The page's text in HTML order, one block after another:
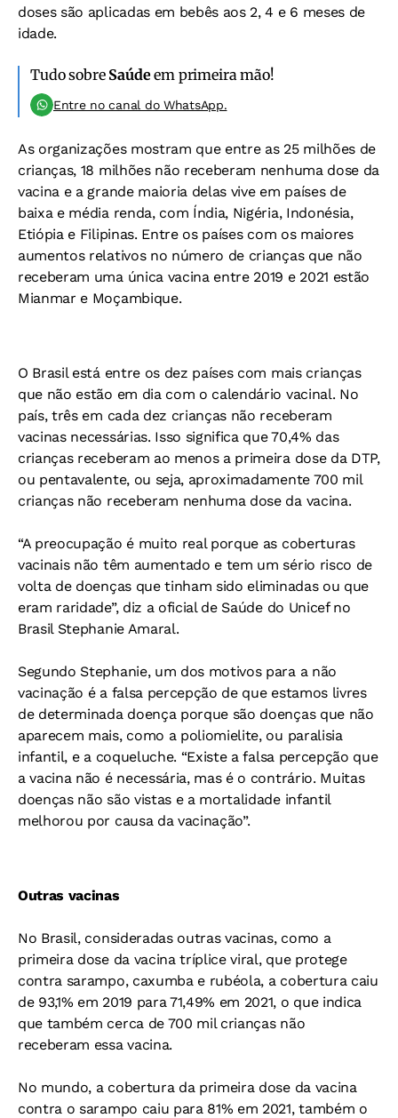
doses são aplicadas em bebês aos 2, 4 e 6 meses de
idade.
Tudo sobre Saúdeem primeira mão!
Entre no canal do WhatsApp.
As organizações mostram que entre as 25 milhões de
crianças, 18 milhões não receberam nenhuma dose da
vacina e a grande maioria delas vive em países de
baixa e média renda, com Índia, Nigéria, Indonésia,
Etiópia e Filipinas. Entre os países com os maiores
aumentos relativos no número de crianças que não
receberam uma única vacina entre 2019 e 2021 estão
Mianmar e Moçambique.
O Brasil está entre os dez países com mais crianças
que não estão em dia com o calendário vacinal. No
país, três em cada dez crianças não receberam
vacinas necessárias. Isso significa que 70,4% das
crianças receberam ao menos a primeira dose da DTP,
ou pentavalente, ou seja, aproximadamente 700 mil
crianças não receberam nenhuma dose da vacina.
“A preocupação é muito real porque as coberturas
vacinais não têm aumentado e tem um sério risco de
volta de doenças que tinham sido eliminadas ou que
eram raridade”, diz a oficial de Saúde do Unicef no
Brasil Stephanie Amaral.
Segundo Stephanie, um dos motivos para a não
vacinação é a falsa percepção de que estamos livres
de determinada doença porque são doenças que não
aparecem mais, como a poliomielite, ou paralisia
infantil, e a coqueluche. “Existe a falsa percepção que
a vacina não é necessária, mas é o contrário. Muitas
doenças não são vistas e a mortalidade infantil
melhorou por causa da vacinação”.
Outras vacinas
No Brasil, consideradas outras vacinas, como a
primeira dose da vacina tríplice viral, que protege
contra sarampo, caxumba e rubéola, a cobertura caiu
de 93,1% em 2019 para 71,49% em 2021, o que indica
que também cerca de 700 mil crianças não
receberam essa vacina.
No mundo, a cobertura da primeira dose da vacina
contra o sarampo caiu para 81% em 2021, também o